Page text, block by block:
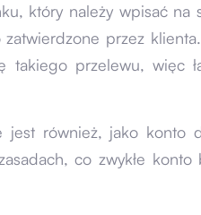
który należy wpisać na
przez
przelewu, więc
jest również, jako konto
co zwykłe